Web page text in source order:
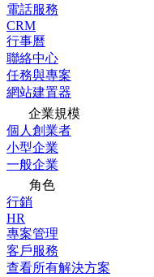
電話服務
CRM
行事曆
聯絡中心
任務與專案
網站建置器
企業規模
個人創業者
小型企業
一般企業
角色
行銷
HR
專案管理
客戶服務
查看所有解決方案